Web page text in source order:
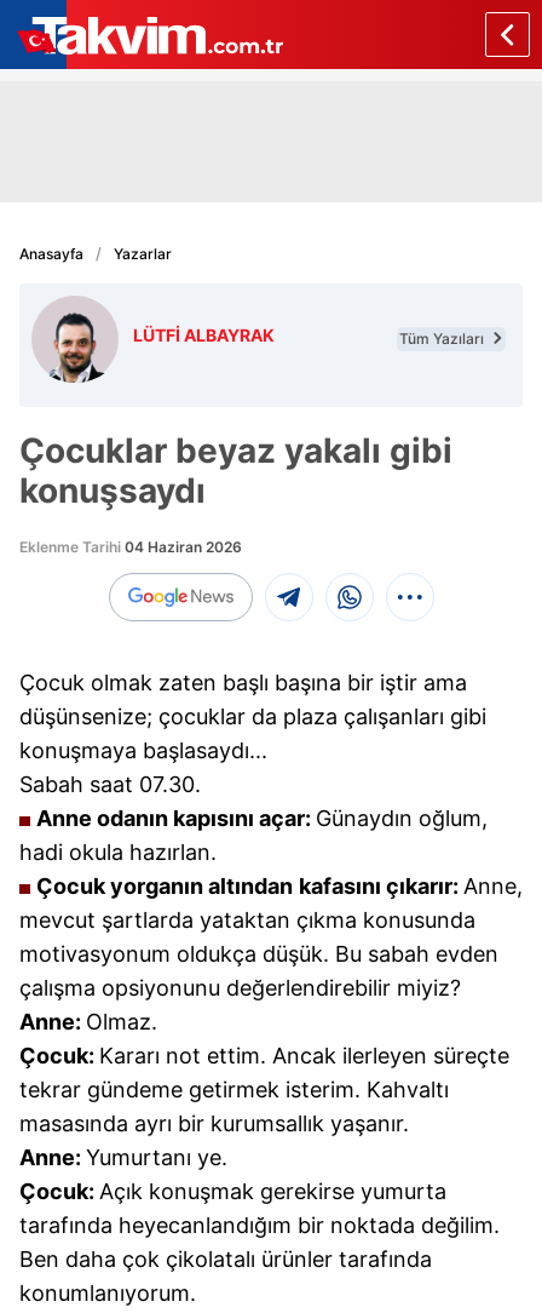
Anasayfa Yazarlar
LÜTFİ ALBAYRAK Tüm Yazıları
Çocuklar beyaz yakalı gibi
konuşsaydı
Eklenme Tarihi 04 Haziran 2026
Çocuk olmak zaten başlı başına bir iştir ama
düşünsenize; çocuklar da plaza çalışanları gibi
konuşmaya başlasaydı...
Sabah saat 07.30.
Anne odanın kapısını açar: Günaydın oğlum,
hadi okula hazırlan.
Çocuk yorganın altından kafasını çıkarır: Anne,
mevcut şartlarda yataktan çıkma konusunda
motivasyonum oldukça düşük. Bu sabah evden
çalışma opsiyonunu değerlendirebilir miyiz?
Anne: Olmaz.
Çocuk: Kararı not ettim. Ancak ilerleyen süreçte
tekrar gündeme getirmek isterim. Kahvaltı
masasında ayrı bir kurumsallık yaşanır.
Anne: Yumurtanı ye.
Çocuk: Açık konuşmak gerekirse yumurta
tarafında heyecanlandığım bir noktada değilim.
Ben daha çok çikolatalı ürünler tarafında
konumlanıyorum.